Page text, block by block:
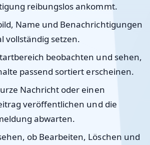
reibungslos ankommt.
Name und Benachrichtigungen
vollständig setzen.
beobachten und sehen,
passend sortiert erscheinen.
Nachricht oder einen
veröffentlichen und die
abwarten.
ob Bearbeiten, Löschen und